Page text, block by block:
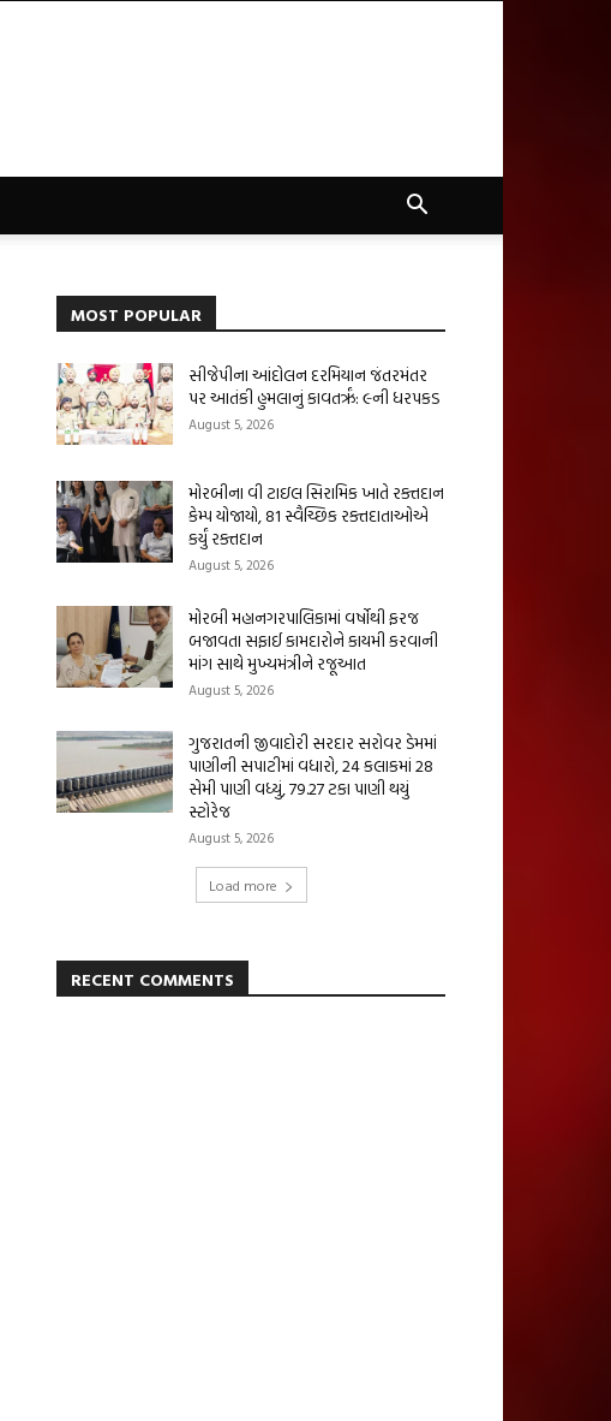
MOST POPULAR
સીજેપીના આંદોલન દરમિયાન જંતરમંતર
પર આતંકી હુમલાનું કાવતરૃં: ૯ની ધરપકડ
August 5, 2026
મોરબીના વી ટાઇલ સિરામિક ખાતે રક્તદાન
કેમ્પ યોજાયો, 81 સ્વૈચ્છિક રક્તદાતાઓએ
કર્યું રક્તદાન
August 5, 2026
મોરબી મહાનગરપાલિકામાં વર્ષોથી ફરજ
બજાવતા સફાઈ કામદારોને કાયમી કરવાની
માંગ સાથે મુખ્યમંત્રીને રજૂઆત
August 5, 2026
ગુજરાતની જીવાદોરી સરદાર સરોવર ડેમમાં
પાણીની સપાટીમાં વધારો, 24 કલાકમાં 28
સેમી પાણી વધ્યું, 79.27 ટકા પાણી થયું
સ્ટોરેજ
August 5, 2026
Load more
RECENT COMMENTS